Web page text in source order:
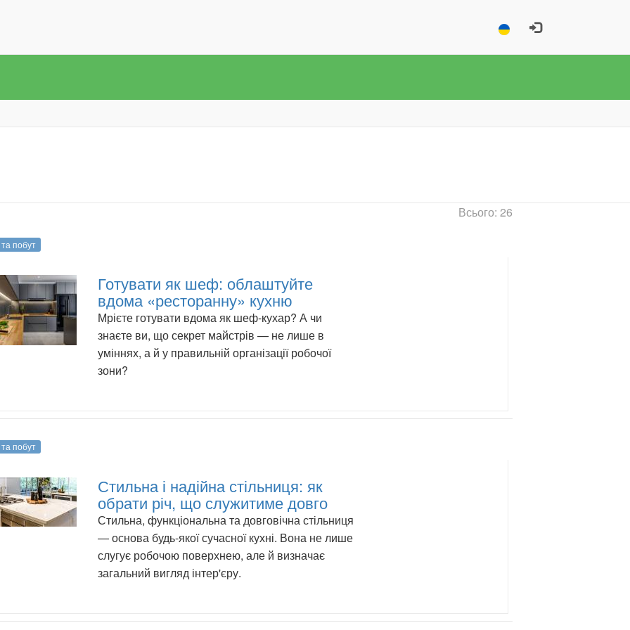
Всього: 26
побут
Готувати як шеф: облаштуйте
вдома «ресторанну» кухню
Мрієте готувати вдома як шеф-кухар? А чи
знаєте ви, що секрет майстрів — не лише в
уміннях, а й у правильній організації робочої
зони?
побут
Стильна і надійна стільниця: як
обрати річ, що служитиме довго
Стильна, функціональна та довговічна стільниця
— основа будь-якої сучасної кухні. Вона не лише
слугує робочою поверхнею, але й визначає
загальний вигляд інтер'єру.